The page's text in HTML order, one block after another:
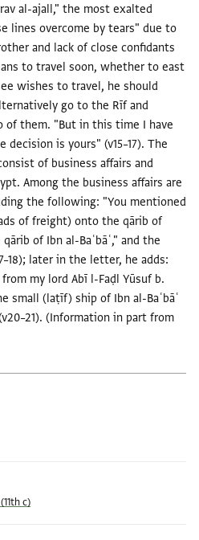
al-ajall," the most exalted
lines overcome by tears" due to
and lack of close confidants
to travel soon, whether to east
wishes to travel, he should
go to the Rīf and
of them. "But in this time I have
is yours" (v15–17). The
of business affairs and
Among the business affairs are
the following: "You mentioned
of freight) onto the qārib of
of Ibn al-Baʿbāʿ," and the
later in the letter, he adds:
my lord Abī l-Faḍl Yūsuf b.
small (laṭīf) ship of Ibn al-Baʿbāʿ
(Information in part from
c)